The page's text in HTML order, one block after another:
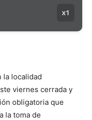
x1
la localidad
viernes cerrada y
obligatoria que
la toma de